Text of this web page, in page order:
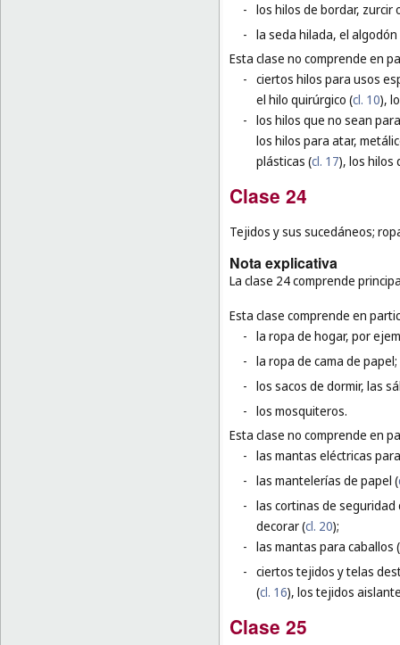
- los hilos de bordar, zurcir
- la seda hilada, el
Esta clase no comprende en
- ciertos hilos para usos
el hilo quirúrgico (cl. 10),
- los hilos que no sean
los hilos para atar,
plásticas (cl. 17), los hilos
Clase 24
Tejidos y sus sucedáneos;
Nota explicativa
La clase 24 comprende
Esta clase comprende en
- la ropa de hogar, por
- la ropa de cama de papel;
- los sacos de dormir, las
- los mosquiteros.
Esta clase no comprende en
- las mantas eléctricas
- las mantelerías de papel (
- las cortinas de seguridad
decorar (cl. 20);
- las mantas para caballos (
- ciertos tejidos y telas
(cl. 16), los tejidos
Clase 25